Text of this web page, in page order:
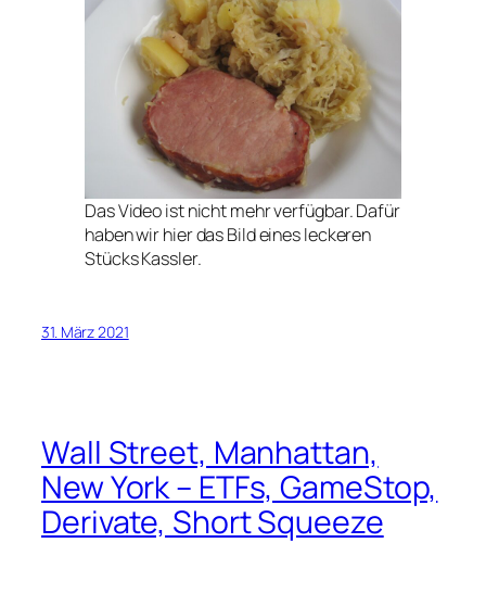
Das Video ist nicht mehr verfügbar. Dafür
haben wir hier das Bild eines leckeren
Stücks Kassler.
31. März 2021
Wall Street, Manhattan,
New York – ETFs, GameStop,
Derivate, Short Squeeze